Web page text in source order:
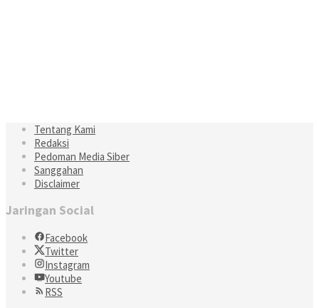
Tentang Kami
Redaksi
Pedoman Media Siber
Sanggahan
Disclaimer
Jaringan Social
Facebook
Twitter
Instagram
Youtube
RSS